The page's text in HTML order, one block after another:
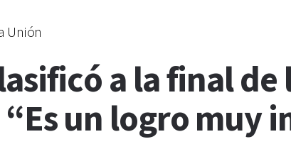
Unión
a la final de
un logro muy